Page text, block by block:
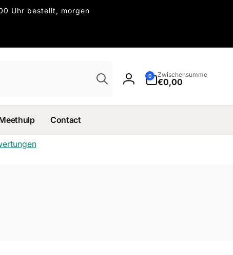
Uhr bestellt, morgen
Einloggen
0
Artikel
Zwischensumme
€0,00
Contact